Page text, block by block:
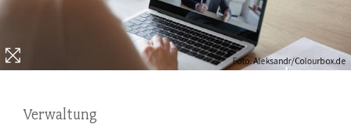
Verwaltung